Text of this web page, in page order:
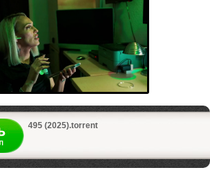
495 (2025).torrent